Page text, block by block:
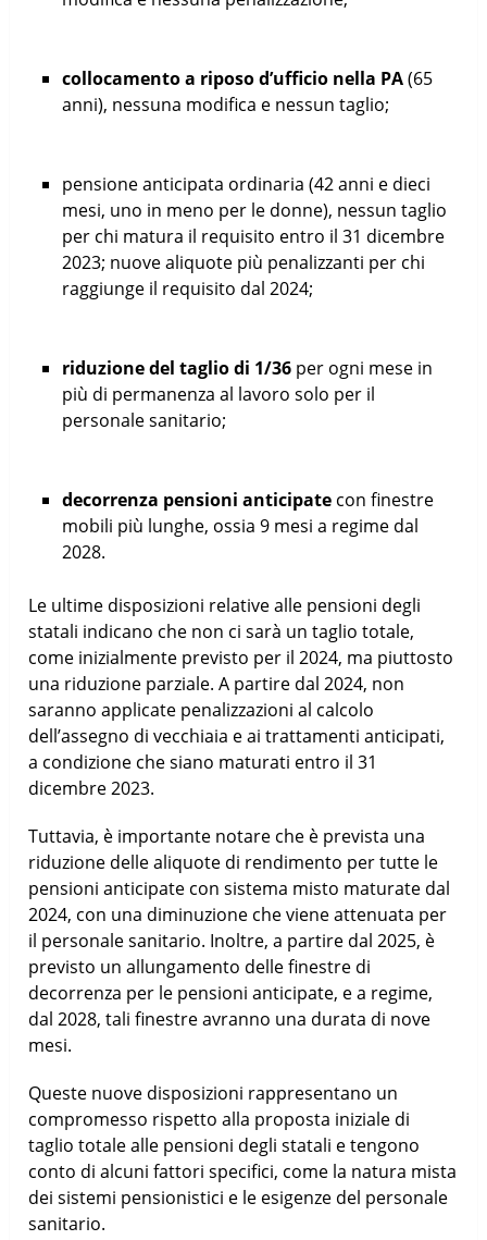
collocamento a riposo d’ufficio nella PA(65
anni), nessuna modifica e nessun taglio;
pensione anticipata ordinaria (42 anni e dieci
mesi, uno in meno per le donne), nessun taglio
per chi matura il requisito entro il 31 dicembre
2023; nuove aliquote più penalizzanti per chi
raggiunge il requisito dal 2024;
riduzione del taglio di 1/36per ogni mese in
più di permanenza al lavoro solo per il
personale sanitario;
decorrenza pensioni anticipatecon finestre
mobili più lunghe, ossia 9 mesi a regime dal
2028.
Le ultime disposizioni relative alle pensioni degli
statali indicano che non ci sarà un taglio totale,
come inizialmente previsto per il 2024, ma piuttosto
una riduzione parziale. A partire dal 2024, non
saranno applicate penalizzazioni al calcolo
dell’assegno di vecchiaia e ai trattamenti anticipati,
a condizione che siano maturati entro il 31
dicembre 2023.
Tuttavia, è importante notare che è prevista una
riduzione delle aliquote di rendimento per tutte le
pensioni anticipate con sistema misto maturate dal
2024, con una diminuzione che viene attenuata per
il personale sanitario. Inoltre, a partire dal 2025, è
previsto un allungamento delle finestre di
decorrenza per le pensioni anticipate, e a regime,
dal 2028, tali finestre avranno una durata di nove
mesi.
Queste nuove disposizioni rappresentano un
compromesso rispetto alla proposta iniziale di
taglio totale alle pensioni degli statali e tengono
conto di alcuni fattori specifici, come la natura mista
dei sistemi pensionistici e le esigenze del personale
sanitario.